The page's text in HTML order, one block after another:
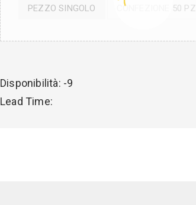
PEZZO SINGOLO CONFEZIONE 50 PZ
Disponibilità: -9
Lead Time: